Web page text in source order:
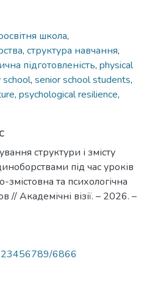
школа,
, структура навчання,
підготовленість, physical
school, senior school students,
, psychological resilience,
структури і змісту
під час уроків
змістовна та психологічна
// Академічні візії. – 2026. –
6866